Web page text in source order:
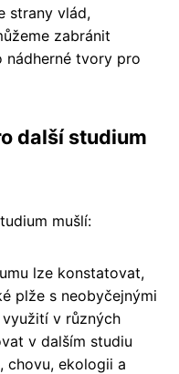
strany vlád,
zabránit
nádherné tvory pro
další studium
mušlí:
lze konstatovat,
plže s neobyčejnými
v různých
v dalším studiu
chovu, ekologii a